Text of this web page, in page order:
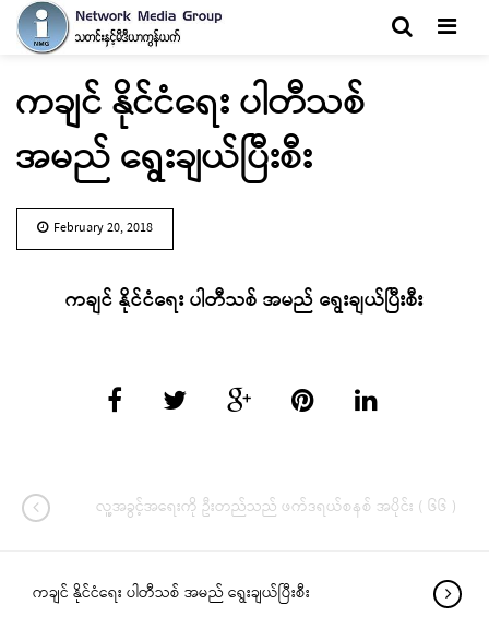
ကချင် နိုင်ငံရေး ပါတီသစ်
အမည် ရွေးချယ်ပြီးစီး
February 20, 2018
ကချင် နိုင်ငံရေး ပါတီသစ် အမည် ရွေးချယ်ပြီးစီး
လူ့အခွင့်အရေးကို ဦးတည်သည် ဖက်ဒရယ်စနစ် အပိုင်း ( ၆၆ )
ကချင် နိုင်ငံရေး ပါတီသစ် အမည် ရွေးချယ်ပြီးစီး